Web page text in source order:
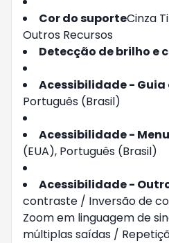
Cor do suporteCinza
Outros Recursos
Detecção de brilho e
Acessibilidade - Guia
Português (Brasil)
Acessibilidade -
(EUA), Português (Brasil)
Acessibilidade -
contraste / Inversão de
Zoom em linguagem de
múltiplas saídas /